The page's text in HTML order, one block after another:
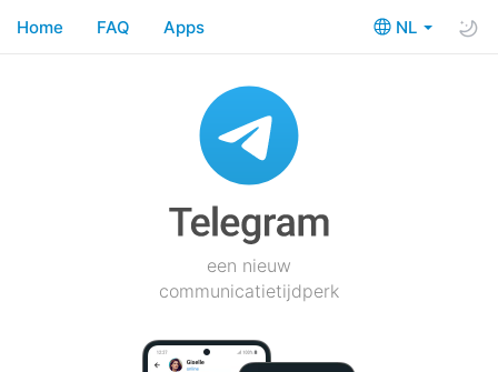
NL
Home FAQ Apps
een nieuw
communicatietijdperk